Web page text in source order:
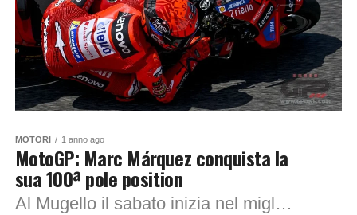
MOTORI 1 anno ago
MotoGP: Marc Márquez conquista la
sua 100ª pole position
Al Mugello il sabato inizia nel migliore dei modi. Il Q1 vede protagonista Fermin Aldeguer, che con un tempo di 1:44.894 detta il passo e si...